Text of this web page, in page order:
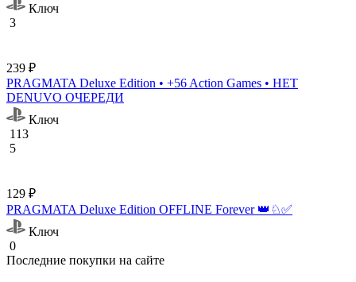
Ключ
3
239 ₽
PRAGMATA Deluxe Edition • +56 Action Games • НЕТ
DENUVO ОЧЕРЕДИ
Ключ
113
5
129 ₽
PRAGMATA Deluxe Edition OFFLINE Forever 👑♘✅
Ключ
0
Последние покупки на сайте